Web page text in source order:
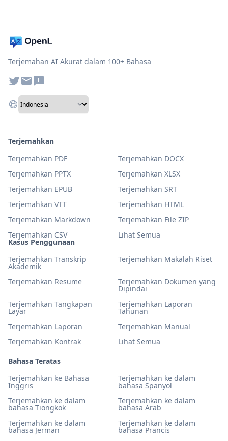
Terjemahan AI Akurat dalam 100+ Bahasa
Kasus Penggunaan
Terjemahkan Transkrip
Akademik
Terjemahkan Makalah Riset
Terjemahkan Resume Terjemahkan Dokumen yang
Dipindai
Terjemahkan Tangkapan
Layar
Terjemahkan Laporan
Tahunan
Terjemahkan Laporan
Terjemahkan Manual
Terjemahkan Kontrak
Lihat Semua
Bahasa Teratas
Terjemahkan ke Bahasa
Inggris
Terjemahkan ke dalam
bahasa Spanyol
Terjemahkan ke dalam
bahasa Tiongkok
Terjemahkan ke dalam
bahasa Arab
Terjemahkan ke dalam
bahasa Jerman
Terjemahkan ke dalam
bahasa Prancis
Terjemahkan
Terjemahkan PDF
Terjemahkan DOCX
Terjemahkan PPTX
Terjemahkan XLSX
Terjemahkan EPUB
Terjemahkan SRT
Terjemahkan VTT
Terjemahkan HTML
Terjemahkan Markdown
Terjemahkan File ZIP
Terjemahkan CSV
Lihat Semua